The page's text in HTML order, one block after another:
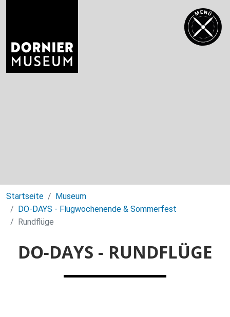
Startseite
Museum
DO-DAYS - Flugwochenende & Sommerfest
Rundflüge
DO-DAYS - RUNDFLÜGE